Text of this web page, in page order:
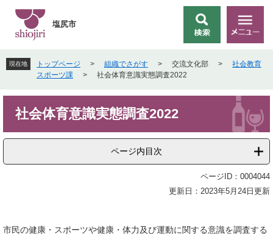
先
頭
す
を
飛
し
文
索
メ
ニ
ー
塩尻市
現在地 トップページ > 組織でさがす > 交流文化部 >
社会教育
スポーツ課
> 社会体育意識実態調査2022
社会体育意識実態調査2022
ページ内目次
ページID：0004044
更新日：2023年5月24日更新
市民の健康・スポーツや健康・体力及び運動に関する意識を調査する